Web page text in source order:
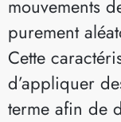
mouvements
purement
Cette
d’appliquer
terme afin de